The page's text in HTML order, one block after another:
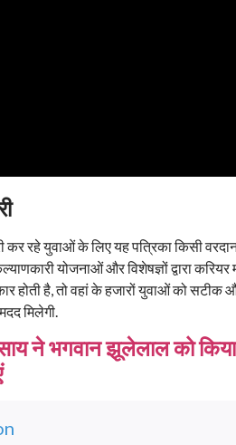
कर रहे युवाओं के लिए यह पत्रिका किसी
योजनाओं और विशेषज्ञों द्वारा करियर
होती है, तो वहां के हजारों युवाओं को सटीक
मिलेगी.
ने भगवान झूलेलाल को